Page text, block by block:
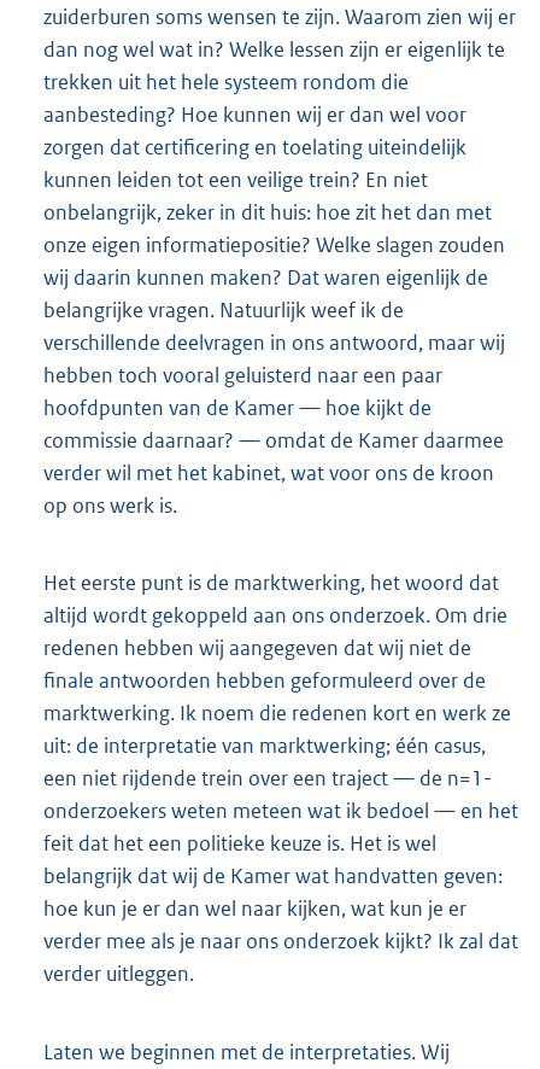
zuiderburen soms wensen te zijn. Waarom zien wij er
dan nog wel wat in? Welke lessen zijn er eigenlijk te
trekken uit het hele systeem rondom die
aanbesteding? Hoe kunnen wij er dan wel voor
zorgen dat certificering en toelating uiteindelijk
kunnen leiden tot een veilige trein? En niet
onbelangrijk, zeker in dit huis: hoe zit het dan met
onze eigen informatiepositie? Welke slagen zouden
wij daarin kunnen maken? Dat waren eigenlijk de
belangrijke vragen. Natuurlijk weef ik de
verschillende deelvragen in ons antwoord, maar wij
hebben toch vooral geluisterd naar een paar
hoofdpunten van de Kamer — hoe kijkt de
commissie daarnaar? — omdat de Kamer daarmee
verder wil met het kabinet, wat voor ons de kroon
op ons werk is.
Het eerste punt is de marktwerking, het woord dat
altijd wordt gekoppeld aan ons onderzoek. Om drie
redenen hebben wij aangegeven dat wij niet de
finale antwoorden hebben geformuleerd over de
marktwerking. Ik noem die redenen kort en werk ze
uit: de interpretatie van marktwerking; één casus,
een niet rijdende trein over een traject — de n=1-
onderzoekers weten meteen wat ik bedoel — en het
feit dat het een politieke keuze is. Het is wel
belangrijk dat wij de Kamer wat handvatten geven:
hoe kun je er dan wel naar kijken, wat kun je er
verder mee als je naar ons onderzoek kijkt? Ik zal dat
verder uitleggen.
Laten we beginnen met de interpretaties. Wij